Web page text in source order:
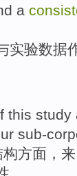
a
实验数据
this study
sub-
构方面 ，